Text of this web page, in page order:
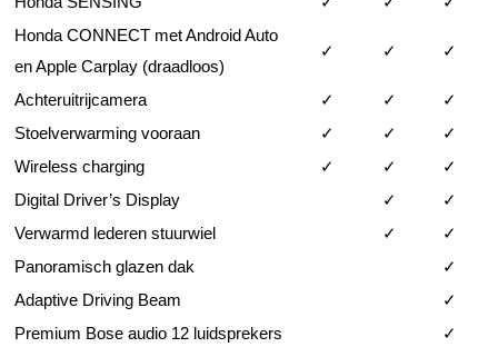
Honda CONNECT met Android Auto
en Apple Carplay (draadloos)
✓ ✓ ✓
Achteruitrijcamera ✓ ✓
✓
Stoelverwarming vooraan
✓ ✓
✓
Wireless charging
✓ ✓
✓
Digital Driver’s Display
✓
✓
Verwarmd lederen stuurwiel
✓
✓
Panoramisch glazen dak
✓
Adaptive Driving Beam
✓
Premium Bose audio 12 luidsprekers
✓